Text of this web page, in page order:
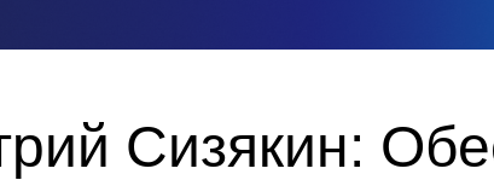
Сизякин: